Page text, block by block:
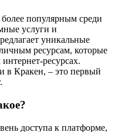
более популярным среди
услуги и
уникальные
ресурсам, которые
ресурсах.
в Кракен, – это первый
доступа к платформе,